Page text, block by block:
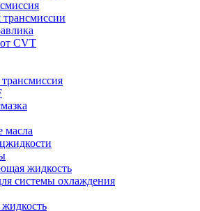
CVT
масла
жидкость
системы охлаждения